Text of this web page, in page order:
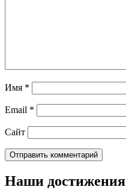
Имя *
Email *
Сайт
Наши достижения